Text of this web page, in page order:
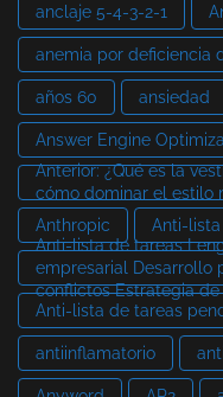
anclaje 5-4-3-2-1
anemia por deficiencia
años 60 ansiedad
Answer Engine
Anterior: ¿Qué es la
cómo dominar el estilo
Anthropic
Anti-
Anti-lista de tareas
empresarial Desarrollo
conflictos Estrategia
Anti-lista de tareas
antiinflamatorio